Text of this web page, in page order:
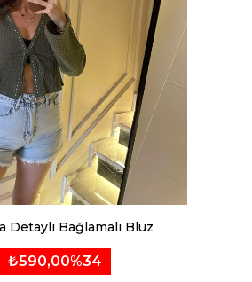
Detaylı Bağlamalı Bluz
₺590,00%34